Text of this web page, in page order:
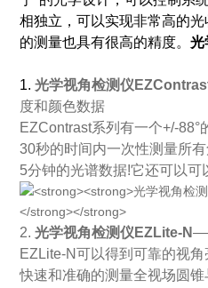
相独立，可以实现非常高的
的测量也具有很高的精度。光
1.光学视角检测仪
度和颜色数据
EZContrast系列有一个+/-88°
30秒的时间内一次性测量所
5分钟的光谱数据!它还可以可
2.光学视角检测仪EZLite-N
EZLite-N可以得到可靠的视
快速和准确的测量全视场圆